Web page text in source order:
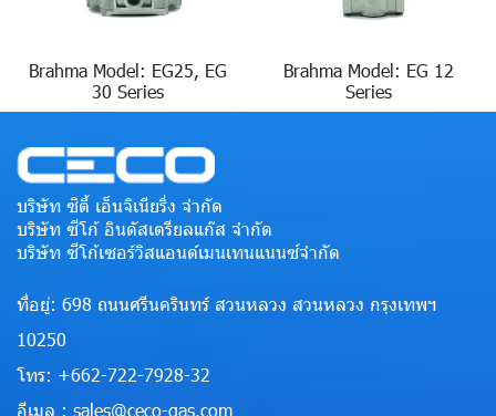
Brahma Model: EG25, EG
30 Series
Brahma Model: EG 12
Series
บริษัท ซิตี้ เอ็นจิเนียริ่ง จำกัด
บริษัท ซีโก้ อินดัสเตรียลแก๊ส จำกัด
บริษัท ซีโก้เซอร์วิสแอนด์เมนเทนแนนซ์จำกัด
ที่อยู่: 698 ถนนศรีนครินทร์ สวนหลวง สวนหลวง กรุงเทพฯ
10250
โทร: +662-722-7928-32
อีเมล : sales@ceco-gas.com